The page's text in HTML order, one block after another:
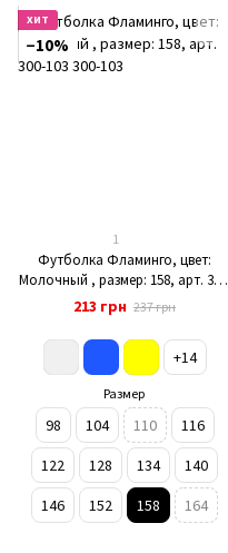
ХИТ
−10%
1
Футболка Фламинго, цвет:
Молочный , размер: 158, арт. 300-
103
213 грн 237 грн
+14
Размер
98 104 110
116
122
128 134
140
146
152 158 164